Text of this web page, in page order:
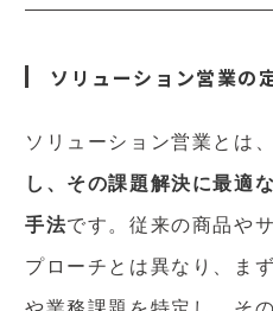
ソリューション営業の
ソリューション営業とは、
し、その課題解決に最適
手法です。従来の商品や
プローチとは異なり、ま